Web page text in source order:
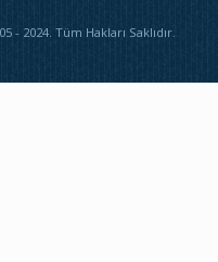
- 2024. Tüm Hakları Saklıdır.